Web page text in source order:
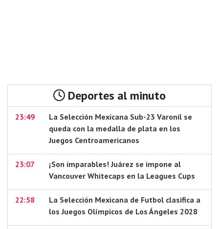
Deportes al minuto
23:49
La Selección Mexicana Sub-23 Varonil se
queda con la medalla de plata en los
Juegos Centroamericanos
23:07
¡Son imparables! Juárez se impone al
Vancouver Whitecaps en la Leagues Cups
22:58
La Selección Mexicana de Futbol clasifica a
los Juegos Olímpicos de Los Ángeles 2028